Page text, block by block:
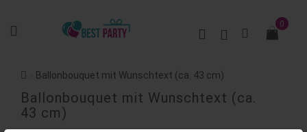
0
Ballonbouquet mit Wunschtext (ca. 43 cm)
Ballonbouquet mit Wunschtext (ca.
43 cm)